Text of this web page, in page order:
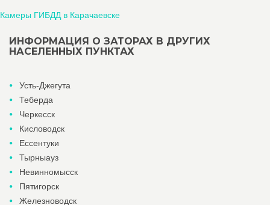
Камеры ГИБДД в Карачаевске
ИНФОРМАЦИЯ О ЗАТОРАХ В ДРУГИХ
НАСЕЛЕННЫХ ПУНКТАХ
Усть-Джегута
Теберда
Черкесск
Кисловодск
Ессентуки
Тырныауз
Невинномысск
Пятигорск
Железноводск